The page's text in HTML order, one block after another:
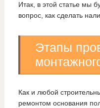
Итак, в этой статье мы
вопрос, как сделать
Этапы
Как и любой
ремонтом основания